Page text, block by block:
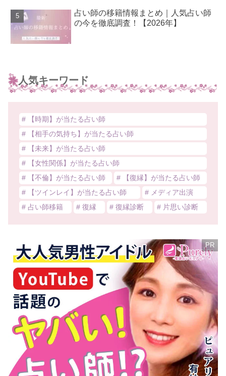
占い師の移籍情報まとめ｜人気占い師
の今を徹底調査！【2026年】
人気キーワード
# 【時期】が当たる占い師
# 【相手の気持ち】が当たる占い師
# 【未来】が当たる占い師
# 【女性関係】が当たる占い師
# 【不倫】が当たる占い師
# 【復縁】が当たる占い師
# 【ツインレイ】が当たる占い師
# メディア出演
# 占い師移籍
# 復縁 # 復縁診断 # 片思い診断